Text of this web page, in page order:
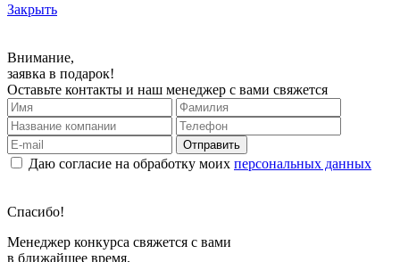
Закрыть
Внимание,
заявка в подарок!
Оставьте контакты и наш менеджер с вами свяжется
Отправить
Даю согласие на обработку моих персональных данных
Спасибо!
Менеджер конкурса свяжется с вами
в ближайшее время.